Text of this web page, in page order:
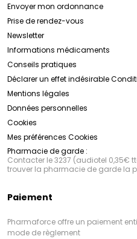
Envoyer mon ordonnance
Prise de rendez-vous
Newsletter
Informations médicaments
Conseils pratiques
Déclarer un effet indésirable
Mentions légales
Données personnelles
Cookies
Mes préférences Cookies
Pharmacie de garde :
Contacter le 3237 (audiotel 0,35€
trouver la pharmacie de garde la
Paiement
Pharmaforce offre un paiement
mode de règlement